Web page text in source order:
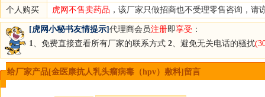
个人购买
虎网不售卖药品 ，该厂家只做招商也不受理零售咨询，请
[虎网小秘书友情提示] 代理商会员注册即享受 ：
1、免费直接查看所有厂家的联系方式 2、避免无关电话的骚扰
给厂家产品[金医康抗人乳头瘤病毒（hpv）敷料]留言